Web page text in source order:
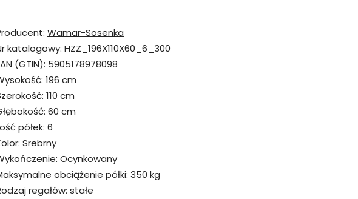
Wamar-Sosenka
katalogowy: HZZ_196X110X60_6_300
(GTIN): 5905178978098
196 cm
110 cm
60 cm
półek: 6
Srebrny
Ocynkowany
obciążenie półki: 350 kg
regałów: stałe